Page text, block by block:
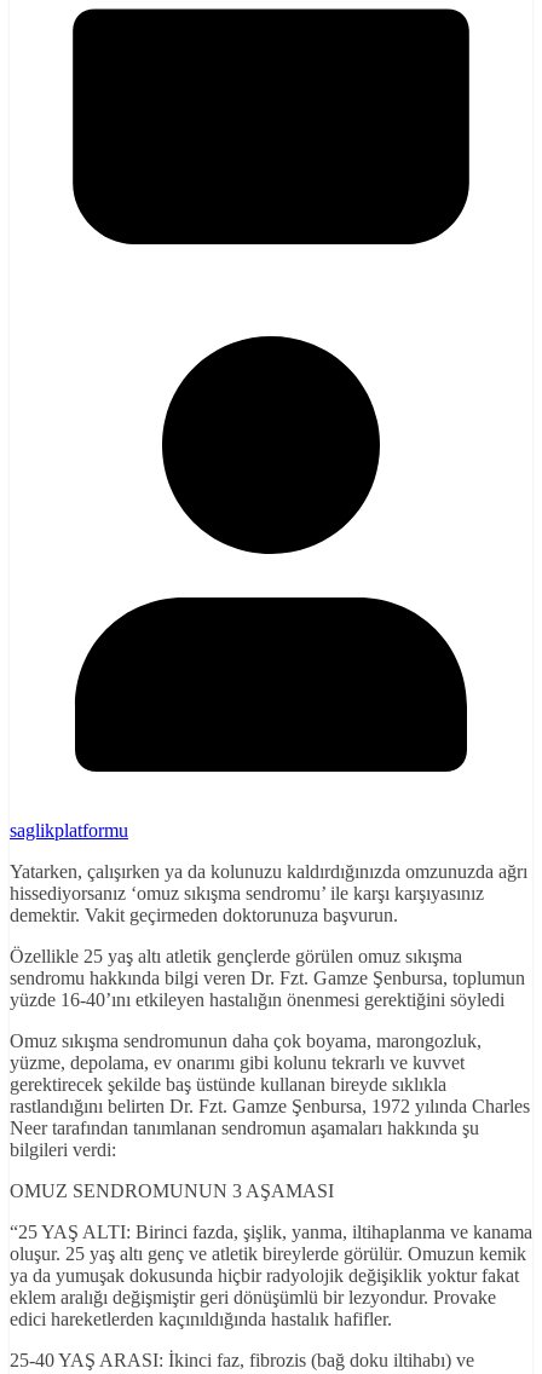
saglikplatformu
Yatarken, çalışırken ya da kolunuzu kaldırdığınızda omzunuzda ağrı
hissediyorsanız ‘omuz sıkışma sendromu’ ile karşı karşıyasınız
demektir. Vakit geçirmeden doktorunuza başvurun.
Özellikle 25 yaş altı atletik gençlerde görülen omuz sıkışma
sendromu hakkında bilgi veren Dr. Fzt. Gamze Şenbursa, toplumun
yüzde 16-40’ını etkileyen hastalığın önenmesi gerektiğini söyledi
Omuz sıkışma sendromunun daha çok boyama, marongozluk,
yüzme, depolama, ev onarımı gibi kolunu tekrarlı ve kuvvet
gerektirecek şekilde baş üstünde kullanan bireyde sıklıkla
rastlandığını belirten Dr. Fzt. Gamze Şenbursa, 1972 yılında Charles
Neer tarafından tanımlanan sendromun aşamaları hakkında şu
bilgileri verdi:
OMUZ SENDROMUNUN 3 AŞAMASI
“25 YAŞ ALTI: Birinci fazda, şişlik, yanma, iltihaplanma ve kanama
oluşur. 25 yaş altı genç ve atletik bireylerde görülür. Omuzun kemik
ya da yumuşak dokusunda hiçbir radyolojik değişiklik yoktur fakat
eklem aralığı değişmiştir geri dönüşümlü bir lezyondur. Provake
edici hareketlerden kaçınıldığında hastalık hafifler.
25-40 YAŞ ARASI: İkinci faz, fibrozis (bağ doku iltihabı) ve